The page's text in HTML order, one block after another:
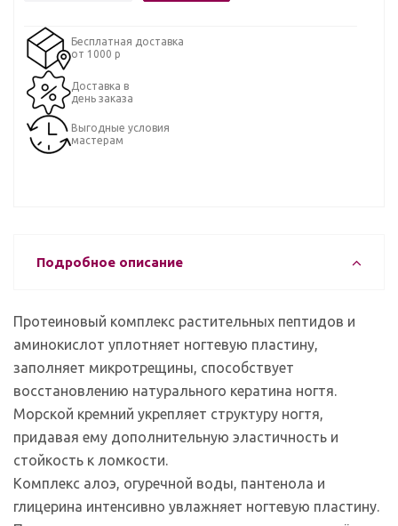
Бесплатная доставка
от 1000 р
Доставка в
день заказа
Выгодные условия
мастерам
Подробное описание
Протеиновый комплекс растительных пептидов и
аминокислот уплотняет ногтевую пластину,
заполняет микротрещины, способствует
восстановлению натурального кератина ногтя.
Морской кремний укрепляет структуру ногтя,
придавая ему дополнительную эластичность и
стойкость к ломкости.
Комплекс алоэ, огуречной воды, пантенола и
глицерина интенсивно увлажняет ногтевую пластину.